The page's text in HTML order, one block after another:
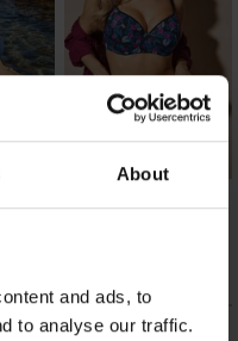
About
and ads, to
to analyse our traffic.
dvojdielne plavky